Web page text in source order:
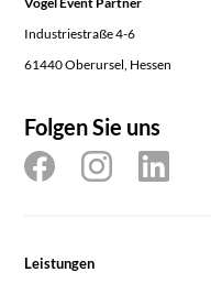
Industriestraße 4-6
61440 Oberursel, Hessen
Folgen Sie uns
Leistungen